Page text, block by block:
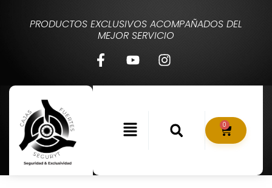
PRODUCTOS EXCLUSIVOS ACOMPAÑADOS DEL
MEJOR SERVICIO
0